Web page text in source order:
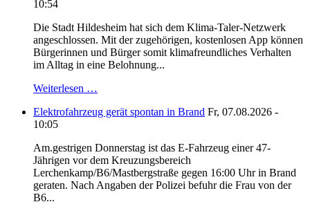
10:54
Die Stadt Hildesheim hat sich dem Klima-Taler-Netzwerk
angeschlossen. Mit der zugehörigen, kostenlosen App können
Bürgerinnen und Bürger somit klimafreundliches Verhalten
im Alltag in eine Belohnung...
Weiterlesen …
Elektrofahrzeug gerät spontan in Brand Fr, 07.08.2026 -
10:05
Am.gestrigen Donnerstag ist das E-Fahrzeug einer 47-
Jährigen vor dem Kreuzungsbereich
Lerchenkamp/B6/Mastbergstraße gegen 16:00 Uhr in Brand
geraten. Nach Angaben der Polizei befuhr die Frau von der
B6...